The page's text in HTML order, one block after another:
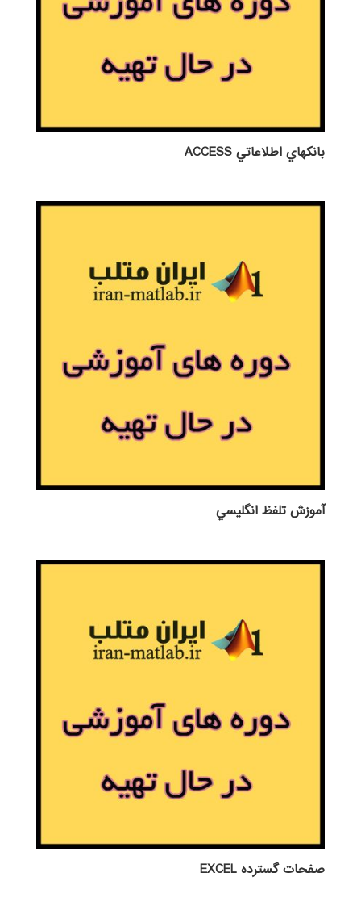
بانكهاي اطلاعاتي ACCESS
آموزش تلفظ انگليسي
صفحات گسترده EXCEL